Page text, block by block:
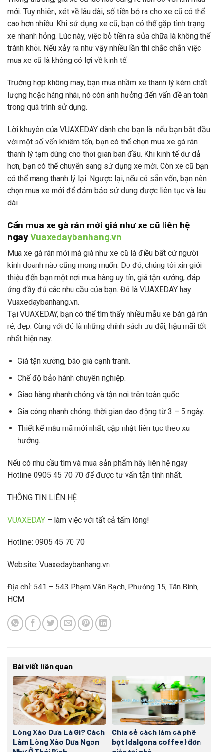
mới. Tuy nhiên, xét về lâu dài, số tiền bỏ ra cho xe cũ có thể
cao hơn nhiều. Khi sử dụng xe cũ, bạn có thể gặp tình trạng
xe nhanh hỏng. Lúc này, việc bỏ tiền ra sửa chữa là không thể
tránh khỏi. Nếu xảy ra như vậy nhiều lần thì chắc chắn việc
mua xe cũ là không có lợi về kinh tế.
Trường hợp không may, bạn mua nhầm xe thanh lý kém chất
lượng hoặc hàng nhái, nó còn ảnh hưởng đến vấn đề an toàn
trong quá trình sử dụng.
Lời khuyên của VUAXEDAY dành cho bạn là: nếu bạn bắt đầu
với một số vốn khiêm tốn, bạn có thể chọn mua xe gà rán
thanh lý tạm dùng cho thời gian ban đầu. Khi kinh tế dư dả
hơn, bạn có thể chuyển sang sử dụng xe mới. Còn xe cũ bạn
có thể mang thanh lý lại. Ngược lại, nếu có sẵn vốn, bạn nên
chọn mua xe mới để đảm bảo sử dụng được liên tục và lâu
dài.
Cần mua xe gà rán mới giá như xe cũ liên hệ
ngayVuaxedaybanhang.vn
Mua xe gà rán mới mà giá như xe cũ là điều bất cứ người
kinh doanh nào cũng mong muốn. Do đó, chúng tôi xin giới
thiệu đến bạn một nơi mua hàng uy tín, giá tận xưởng, đáp
ứng đầy đủ các nhu cầu của bạn. Đó là VUAXEDAY hay
Vuaxedaybanhang.vn.
Tại VUAXEDAY, bạn có thể tìm thấy nhiều mẫu xe bán gà rán
rẻ, đẹp. Cùng với đó là những chính sách ưu đãi, hậu mãi tốt
nhất hiện nay.
Giá tận xưởng, báo giá cạnh tranh.
Chế độ bảo hành chuyên nghiệp.
Giao hàng nhanh chóng và tận nơi trên toàn quốc.
Gia công nhanh chóng, thời gian dao động từ 3 – 5 ngày.
Thiết kế mẫu mã mới nhất, cập nhật liên tục theo xu
hướng.
Nếu có nhu cầu tìm và mua sản phẩm hãy liên hệ ngay
Hotline 0905 45 70 70 để được tư vấn tận tình nhất.
THÔNG TIN LIÊN HỆ
VUAXEDAY – làm việc với tất cả tấm lòng!
Hotline: 0905 45 70 70
Website: Vuaxedaybanhang.vn
Địa chỉ: 541 – 543 Phạm Văn Bạch, Phường 15, Tân Bình,
HCM
Bài viết liên quan
Lòng Xào Dưa Là Gì? Cách
Làm Lòng Xào Dưa Ngon
Chia sẻ cách làm cà phê
bọt (dalgona coffee) đơn